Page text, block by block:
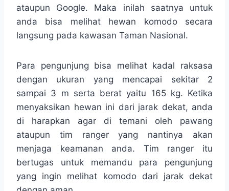
ataupun Google. Maka inilah saatnya untuk
anda bisa melihat hewan komodo secara
langsung pada kawasan Taman Nasional.
Para pengunjung bisa melihat kadal raksasa
dengan ukuran yang mencapai sekitar 2
sampai 3 m serta berat yaitu 165 kg. Ketika
menyaksikan hewan ini dari jarak dekat, anda
di harapkan agar di temani oleh pawang
ataupun tim ranger yang nantinya akan
menjaga keamanan anda. Tim ranger itu
bertugas untuk memandu para pengunjung
yang ingin melihat komodo dari jarak dekat